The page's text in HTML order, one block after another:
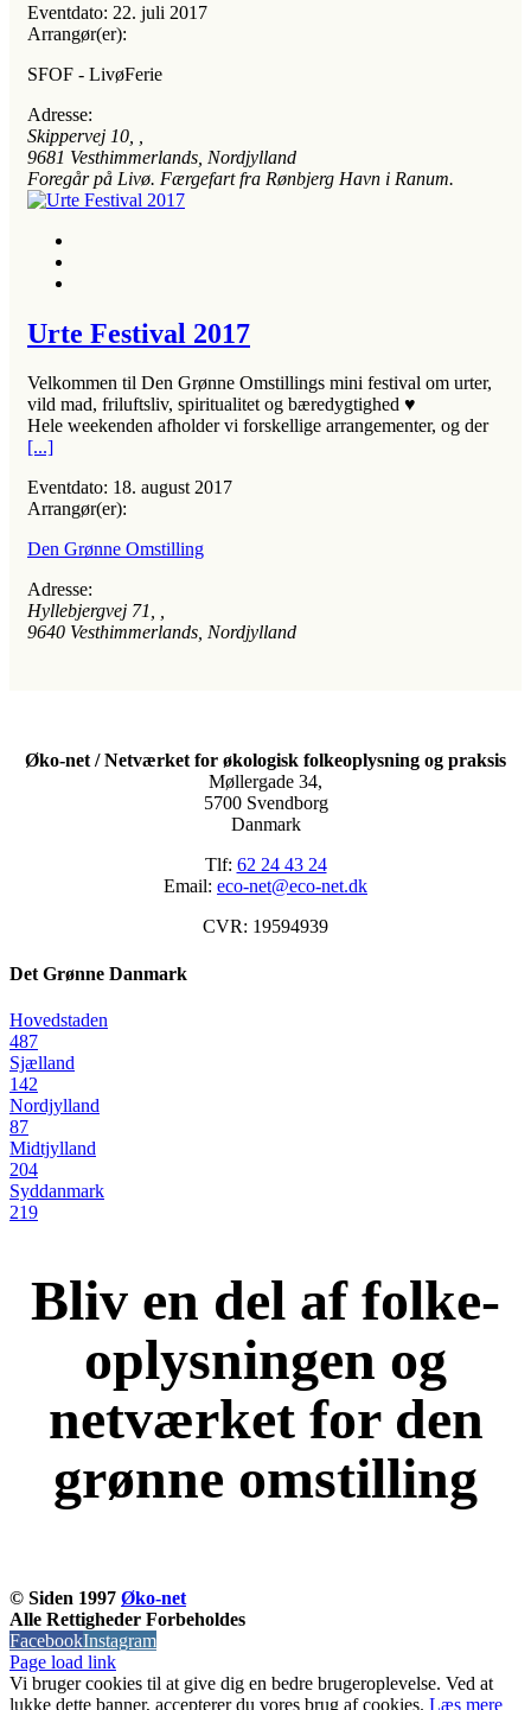
Eventdato: 22. juli 2017
Arrangør(er):
SFOF - LivøFerie
Adresse:
Skippervej 10
9681 Vesthimmerlands, Nordjylland
Foregår på Livø. Færgefart fra Rønbjerg Havn i Ranum.
Urte Festival 2017
Velkommen til Den Grønne Omstillings mini festival om urter,
vild mad, friluftsliv, spiritualitet og bæredygtighed ♥
Hele weekenden afholder vi forskellige arrangementer, og der
[...]
Eventdato: 18. august 2017
Arrangør(er):
Den Grønne Omstilling
Adresse:
Hyllebjergvej 71, ,
9640 Vesthimmerlands, Nordjylland
Øko-net / Netværket for økologisk folkeoplysning og praksis
Møllergade 34,
5700 Svendborg
Danmark
Tlf: 62 24 43 24
Email: eco-net@eco-net.dk
CVR: 19594939
Det Grønne Danmark
Hovedstaden
487
Sjælland
142
Nordjylland
87
Midtjylland
204
Syddanmark
219
Bliv en del af folke-
oplysningen og
netværket for den
grønne omstilling
© Siden 1997 Øko-net
Alle Rettigheder Forbeholdes
FacebookInstagram
Page load link
Vi bruger cookies til at give dig en bedre brugeroplevelse. Ved at
lukke dette banner, accepterer du vores brug af ​​cookies. Læs mere